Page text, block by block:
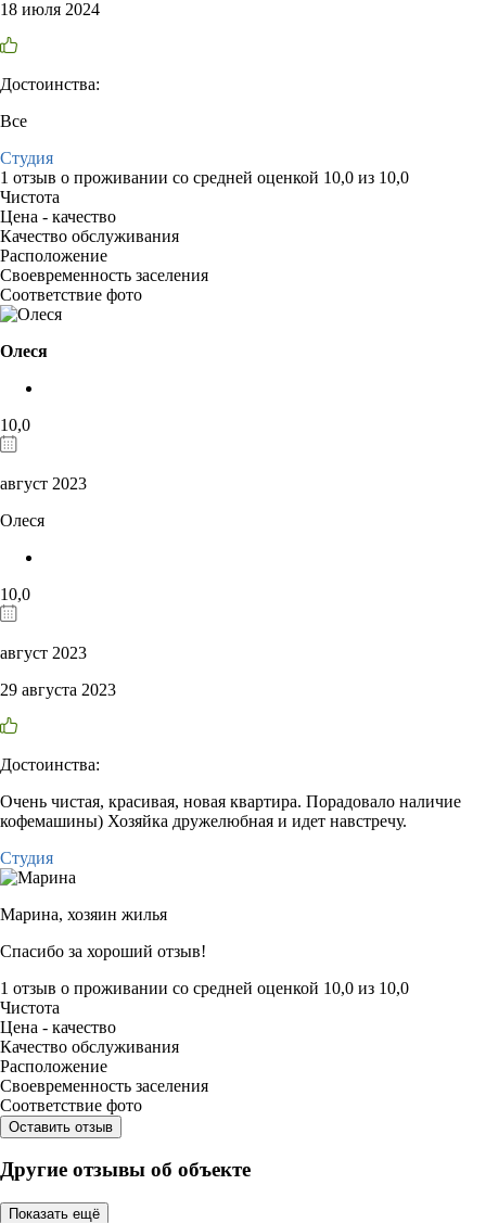
18 июля 2024
Достоинства:
Все
Студия
1 отзыв о проживании со средней оценкой 10,0 из 10,0
Чистота
Цена - качество
Качество обслуживания
Расположение
Своевременность заселения
Соответствие фото
Олеся
10,0
август 2023
Олеся
10,0
август 2023
29 августа 2023
Достоинства:
Очень чистая, красивая, новая квартира. Порадовало наличие
кофемашины) Хозяйка дружелюбная и идет навстречу.
Студия
Марина, хозяин жилья
Спасибо за хороший отзыв!
1 отзыв о проживании со средней оценкой 10,0 из 10,0
Чистота
Цена - качество
Качество обслуживания
Расположение
Своевременность заселения
Соответствие фото
Оставить отзыв
Другие отзывы об объекте
Показать ещё